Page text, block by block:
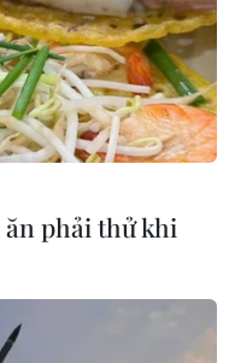
phải thử khi